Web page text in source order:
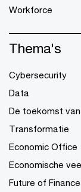
Workforce
Thema's
Cybersecurity
Data
De toekomst
Transformatie
Economic Office
Economische
Future of Finance